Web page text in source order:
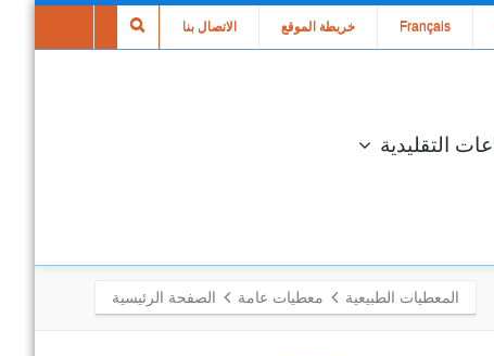
الاتصال بنا خريطة الموقع Français
التقليدية
المعطيات الطبيعية معطيات عامة الصفحة الرئيسية